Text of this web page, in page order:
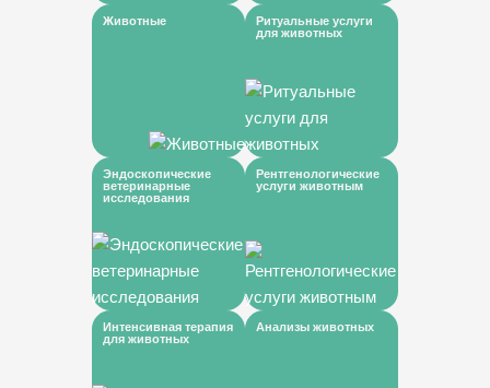
Животные
Ритуальные услуги
для животных
Эндоскопические
ветеринарные
исследования
Рентгенологические
услуги животным
Интенсивная терапия
для животных
Анализы животных